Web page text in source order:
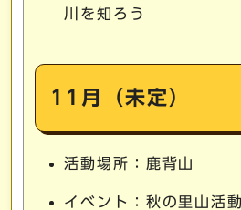
川を知ろう
11月（未定）
活動場所：鹿背山
イベント：秋の里山活